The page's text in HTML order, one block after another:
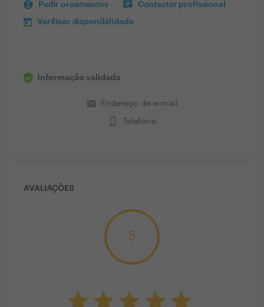
Pedir orçamentos Contactar profissional
Verificar disponibilidade
Informação validada
email Endereço de e-mail
phone_iphone Telefone
AVALIAÇÕES
5